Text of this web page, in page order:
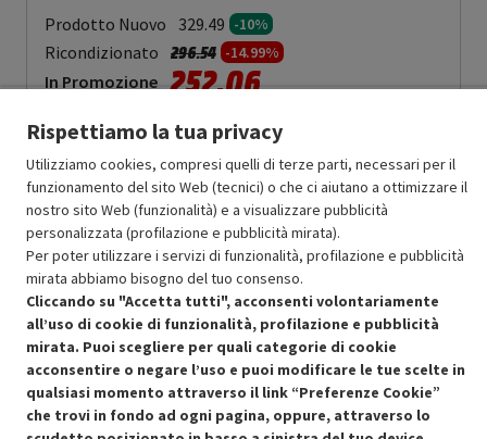
Prodotto Nuovo 329.49 -10%
Ricondizionato Prezzo ridotto da
296.54a-14.99%
In Promozione 252.06
Aggiungi al carrello
SCONTO RICONDIZIONATI
Approfitta dello sconto del 15% sul prodotto ricondizionato.
Condizioni generali di vendita Recedere dal contratto qui
Rispettiamo la tua privacy
Utilizziamo cookies, compresi quelli di terze parti, necessari per il
funzionamento del sito Web (tecnici) o che ci aiutano a ottimizzare il
nostro sito Web (funzionalità) e a visualizzare pubblicità
personalizzata (profilazione e pubblicità mirata).
Per poter utilizzare i servizi di funzionalità, profilazione e pubblicità
mirata abbiamo bisogno del tuo consenso.
Cliccando su "Accetta tutti", acconsenti volontariamente
all’uso di cookie di funzionalità, profilazione e pubblicità
mirata. Puoi scegliere per quali categorie di cookie
acconsentire o negare l’uso e puoi modificare le tue scelte in
qualsiasi momento attraverso il link “Preferenze Cookie”
che trovi in fondo ad ogni pagina, oppure, attraverso lo